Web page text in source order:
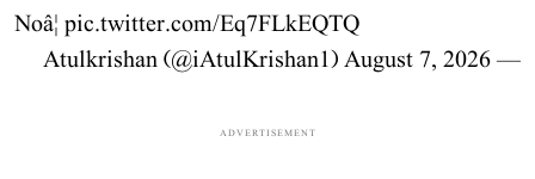
Noâ¦ pic.twitter.com/Eq7FLkEQTQ
— Atulkrishan (@iAtulKrishan1)
August 7, 2026
ADVERTISEMENT